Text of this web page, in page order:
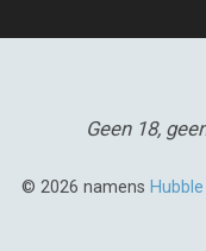
Geen 18,
© 2026 namens